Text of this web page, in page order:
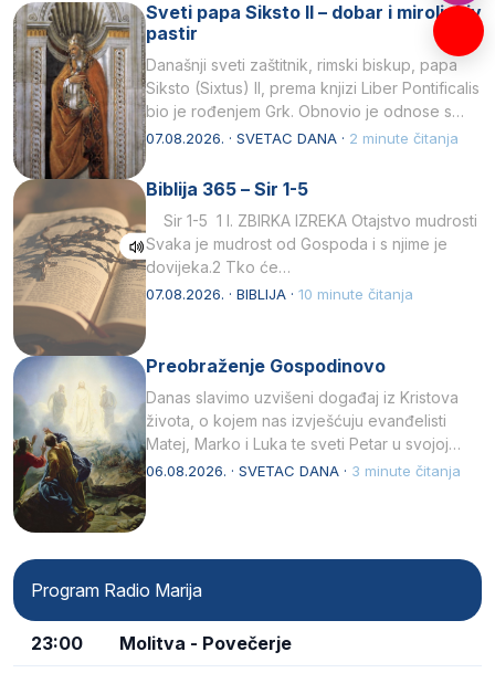
Sveti papa Siksto II – dobar i miroljubiv
pastir
Današnji sveti zaštitnik, rimski biskup, papa
Siksto (Sixtus) II, prema knjizi Liber Pontificalis
bio je rođenjem Grk. Obnovio je odnose s
afričkim…
07.08.2026. · SVETAC DANA · 2 minute čitanja
Biblija 365 – Sir 1-5
Sir 1-5 1 I. ZBIRKA IZREKA Otajstvo mudrosti
Svaka je mudrost od Gospoda i s njime je
dovijeka.2 Tko će…
07.08.2026. · BIBLIJA · 10 minute čitanja
Preobraženje Gospodinovo
Danas slavimo uzvišeni događaj iz Kristova
života, o kojem nas izvješćuju evanđelisti
Matej, Marko i Luka te sveti Petar u svojoj
drugoj…
06.08.2026. · SVETAC DANA · 3 minute čitanja
Program Radio Marija
23:00 Molitva - Povečerje